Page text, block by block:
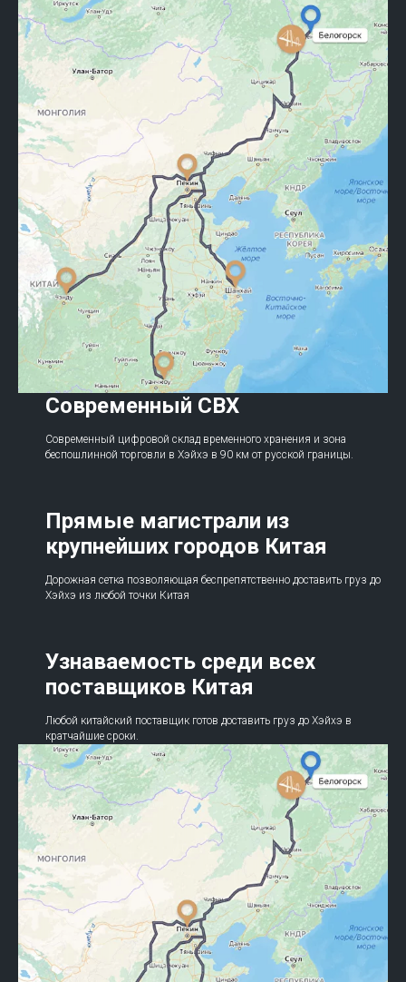
Современный СВХ
Современный цифровой склад временного хранения и зона
беспошлинной торговли в Хэйхэ в 90 км от русской границы.
Прямые магистрали из
крупнейших городов Китая
Дорожная сетка позволяющая беспрепятственно доставить груз до
Хэйхэ из любой точки Китая
Узнаваемость среди всех
поставщиков Китая
Любой китайский поставщик готов доставить груз до Хэйхэ в
кратчайшие сроки.